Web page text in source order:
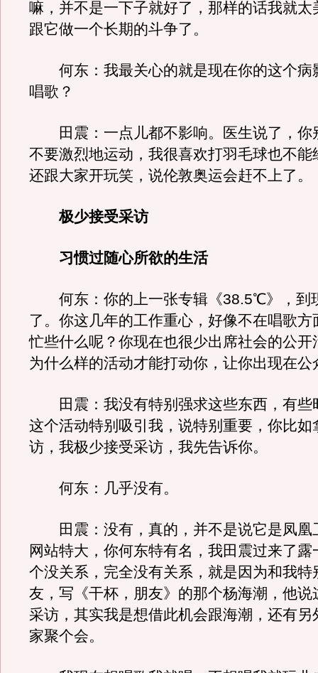
嘛，并不是一下子就好了，那样的话我就太
跟它做一个长期的斗争了。
何东：我最关心的就是现在你的这个病
唱歌？
田震：一点儿都不影响。医生说了，你
不要激烈地运动，我很喜欢打羽毛球也不能
还跟大家开玩笑，说伦敦奥运会赶不上了。
极少接受采访
习惯过随心所欲的生活
何东：你的上一张专辑《38.5℃》，到
了。你这几年的工作重心，好像不在唱歌方
忙些什么呢？你现在也很少出席社会的公开
为什么样的活动才能打动你，让你出现在公
田震：我没有特别强求这些东西，有些
这个活动特别吸引我，说特别重要，你比如
访，我极少接受采访，我先告诉你。
何东：几乎没有。
田震：没有，真的，并不是说它是凤凰
网站特大，你何东特有名，我田震过来了露
个没关系，完全没有关系，就是因为和我特
友，写《干杯，朋友》的那个杨海潮，他说
采访，其实我是想借此机会跟海潮，还有另
家聚个会。